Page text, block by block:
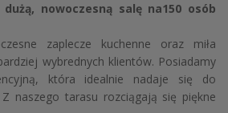
nowoczesną salę na150 osób
zaplecze kuchenne oraz miła
wybrednych klientów. Posiadamy
która idealnie nadaje się do
naszego tarasu rozciągają się piękne